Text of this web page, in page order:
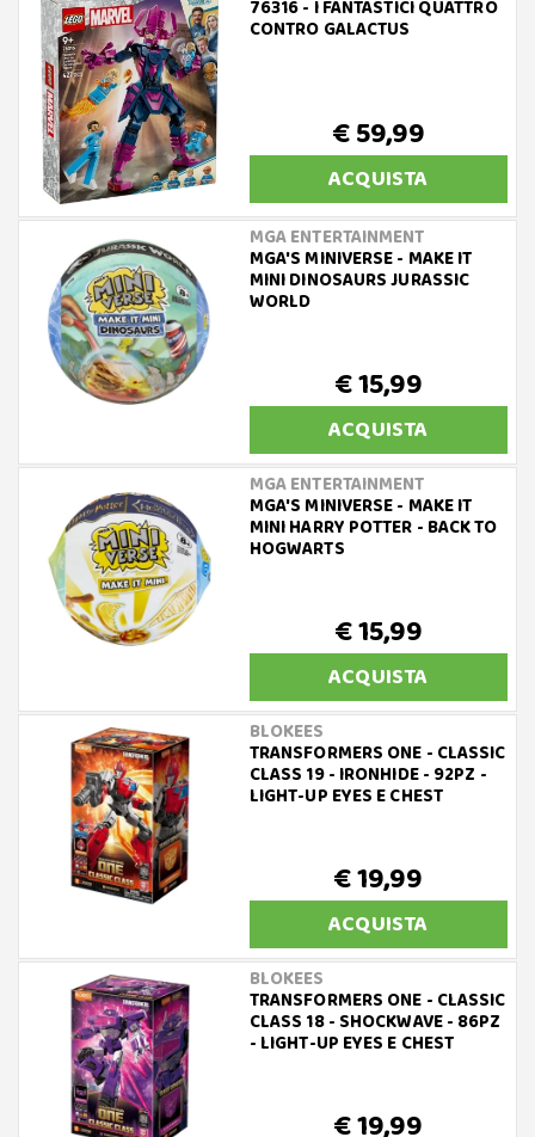
76316 - I FANTASTICI QUATTRO
CONTRO GALACTUS
€ 59,99
ACQUISTA
MGA ENTERTAINMENT
MGA'S MINIVERSE - MAKE IT
MINI DINOSAURS JURASSIC
WORLD
€ 15,99
ACQUISTA
MGA ENTERTAINMENT
MGA'S MINIVERSE - MAKE IT
MINI HARRY POTTER - BACK TO
HOGWARTS
€ 15,99
ACQUISTA
BLOKEES
TRANSFORMERS ONE - CLASSIC
CLASS 19 - IRONHIDE - 92PZ -
LIGHT-UP EYES E CHEST
€ 19,99
ACQUISTA
BLOKEES
TRANSFORMERS ONE - CLASSIC
CLASS 18 - SHOCKWAVE - 86PZ
- LIGHT-UP EYES E CHEST
€ 19,99